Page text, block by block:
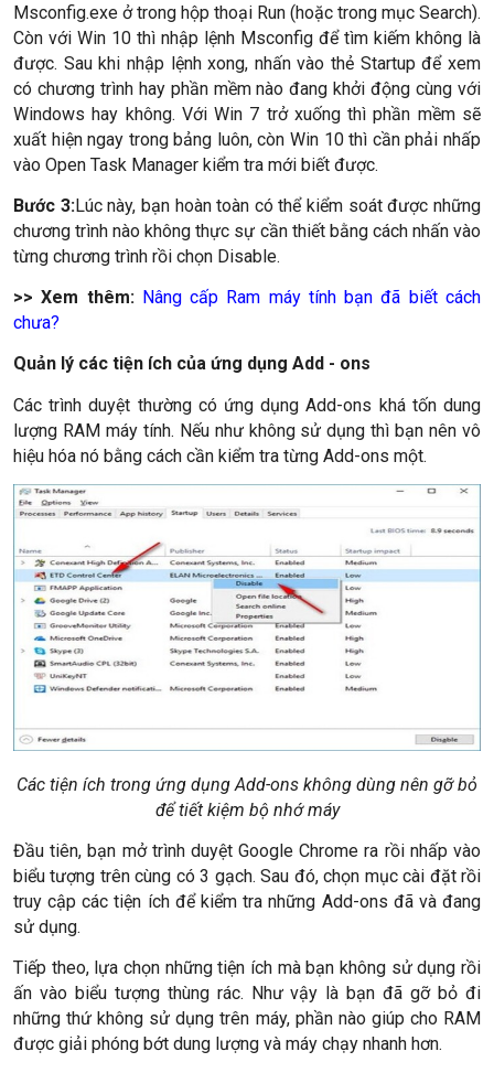
Msconfig.exe ở trong hộp thoại Run (hoặc trong mục Search).
Còn với Win 10 thì nhập lệnh Msconfig để tìm kiếm không là
được. Sau khi nhập lệnh xong, nhấn vào thẻ Startup để xem
có chương trình hay phần mềm nào đang khởi động cùng với
Windows hay không. Với Win 7 trở xuống thì phần mềm sẽ
xuất hiện ngay trong bảng luôn, còn Win 10 thì cần phải nhấp
vào Open Task Manager kiểm tra mới biết được.
Bước 3:Lúc này, bạn hoàn toàn có thể kiểm soát được những
chương trình nào không thực sự cần thiết bằng cách nhấn vào
từng chương trình rồi chọn Disable.
>> Xem thêm: Nâng cấp Ram máy tính bạn đã biết cách
chưa?
Quản lý các tiện ích của ứng dụng Add - ons
Các trình duyệt thường có ứng dụng Add-ons khá tốn dung
lượng RAM máy tính. Nếu như không sử dụng thì bạn nên vô
hiệu hóa nó bằng cách cần kiểm tra từng Add-ons một.
Các tiện ích trong ứng dụng Add-ons không dùng nên gỡ bỏ
để tiết kiệm bộ nhớ máy
Đầu tiên, bạn mở trình duyệt Google Chrome ra rồi nhấp vào
biểu tượng trên cùng có 3 gạch. Sau đó, chọn mục cài đặt rồi
truy cập các tiện ích để kiểm tra những Add-ons đã và đang
sử dụng.
Tiếp theo, lựa chọn những tiện ích mà bạn không sử dụng rồi
ấn vào biểu tượng thùng rác. Như vậy là bạn đã gỡ bỏ đi
những thứ không sử dụng trên máy, phần nào giúp cho RAM
được giải phóng bớt dung lượng và máy chạy nhanh hơn.